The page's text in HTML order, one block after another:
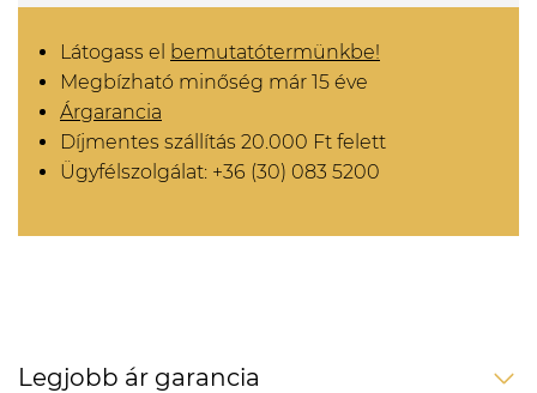
Látogass el bemutatótermünkbe!
Megbízható minőség már 15 éve
Árgarancia
Díjmentes szállítás 20.000 Ft felett
Ügyfélszolgálat: +36 (30) 083 5200
Legjobb ár garancia